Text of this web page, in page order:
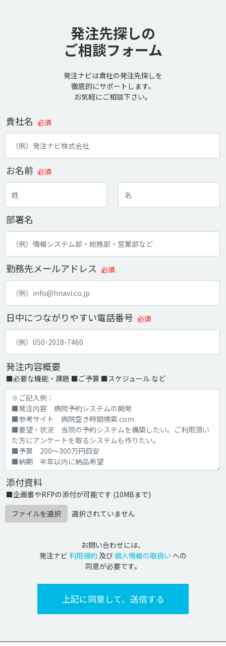
発注先探しの
ご相談フォーム
発注ナビは貴社の発注先探しを
徹底的にサポートします。
お気軽にご相談下さい。
貴社名 必須
お名前 必須
部署名
勤務先メールアドレス 必須
日中につながりやすい電話番号 必須
発注内容概要
■必要な機能・課題 ■ご予算 ■スケジュール など
添付資料
■企画書やRFPの添付が可能です (10MBまで)
ファイルを選択
選択されていません
お問い合わせには、
発注ナビ 利用規約 及び個人情報の取扱い への
同意が必要です。